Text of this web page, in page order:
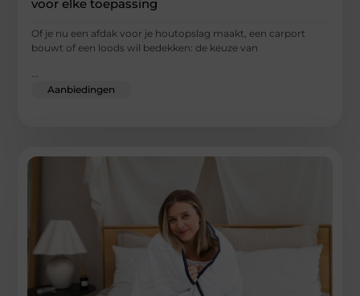
voor elke toepassing
Of je nu een afdak voor je houtopslag maakt, een carport
bouwt of een loods wil bedekken: de keuze van
...
Aanbiedingen